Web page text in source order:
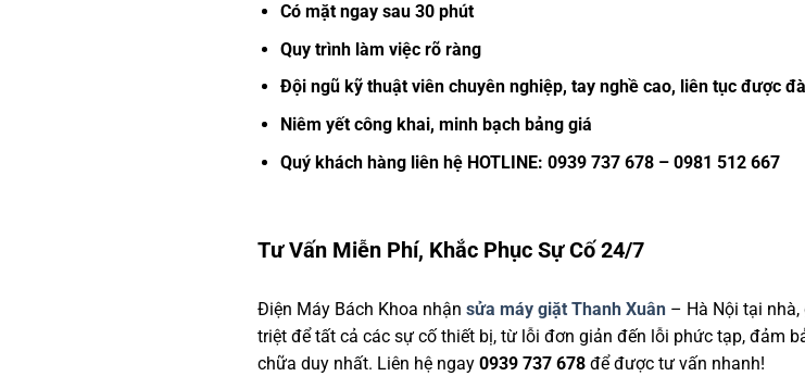
Có mặt ngay sau 30 phút
Quy trình làm việc rõ ràng
Đội ngũ kỹ thuật viên chuyên nghiệp, tay nghề cao, liên tục được
Niêm yết công khai, minh bạch bảng giá
Quý khách hàng liên hệ HOTLINE: 0939 737 678 – 0981 512 667
Tư Vấn Miễn Phí, Khắc Phục Sự Cố 24/7
Điện Máy Bách Khoa nhận sửa máy giặt Thanh Xuân – Hà Nội tại nhà,
triệt để tất cả các sự cố thiết bị, từ lỗi đơn giản đến lỗi phức tạp, đảm
chữa duy nhất. Liên hệ ngay 0939 737 678 để được tư vấn nhanh!